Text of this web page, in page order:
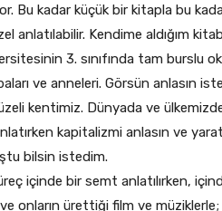
Bu kadar küçük bir kitapla bu
anlatılabilir. Kendime aldığım
3. sınıfında tam burslu
ve anneleri. Görsün anlasın
kentimiz. Dünyada ve
kapitalizmi anlasın ve
bilsin istedim.
içinde bir semt anlatılırken,
onların ürettiği film ve müziklerle;